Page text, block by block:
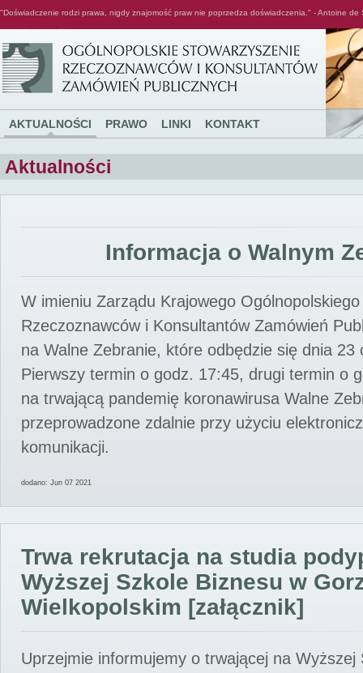
"Doświadczenie rodzi prawa, nigdy znajomość praw nie poprzedza doświadczenia." - Antoine de
AKTUALNOŚCI PRAWO LINKI KONTAKT
Aktualności
Informacja o Walnym
W imieniu Zarządu Krajowego
Rzeczoznawców i Konsultantów Zamówień
na Walne Zebranie, które odbędzie się dnia 23
Pierwszy termin o godz. 17:45, drugi termin o
na trwającą pandemię koronawirusa Walne
przeprowadzone zdalnie przy użyciu
komunikacji.
dodano: Jun 07 2021
Trwa rekrutacja na studia
Wyższej Szkole Biznesu w
Wielkopolskim [załącznik]
Uprzejmie informujemy o trwającej na Wyższej